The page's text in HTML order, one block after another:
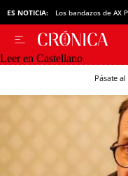
ES NOTICIA: Los bandazos de AX
Leer en Castellano
Pásate